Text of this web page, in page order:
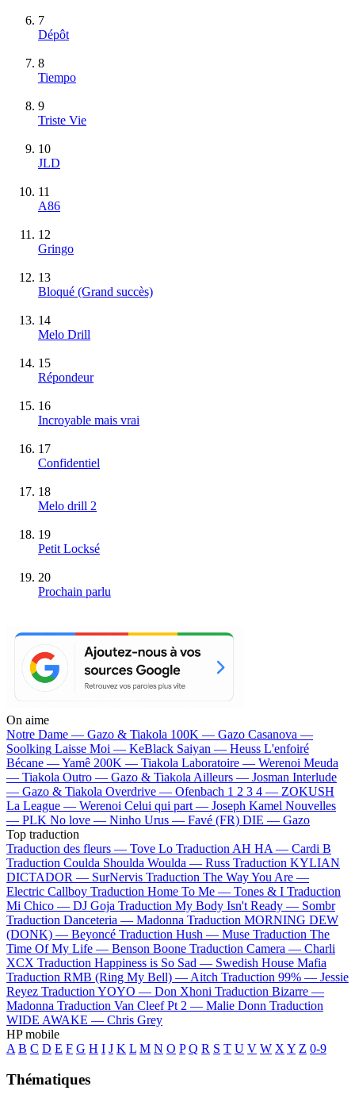
7
Dépôt
8
Tiempo
9
Triste Vie
10
JLD
11
A86
12
Gringo
13
Bloqué (Grand succès)
14
Melo Drill
15
Répondeur
16
Incroyable mais vrai
17
Confidentiel
18
Melo drill 2
19
Petit Locksé
20
Prochain parlu
On aime
Notre Dame — Gazo & Tiakola 100K — Gazo Casanova —
Soolking Laisse Moi — KeBlack Saiyan — Heuss L'enfoiré
Bécane —Yamê 200K — Tiakola Laboratoire — Werenoi Meuda
— Tiakola Outro — Gazo & Tiakola Ailleurs — Josman Interlude
— Gazo & Tiakola Overdrive — Ofenbach 1 2 3 4 — ZOKUSH
La League — Werenoi Celui qui part — Joseph Kamel Nouvelles
— PLK No love — Ninho Urus — Favé (FR) DIE — Gazo
Top traduction
Traduction des fleurs — Tove Lo Traduction AH HA — Cardi B
Traduction Coulda Shoulda Woulda — Russ Traduction KYLIAN
DICTADOR — SurNervis Traduction The Way You Are —
Electric Callboy Traduction Home To Me — Tones & I Traduction
Mi Chico — DJ Goja Traduction My Body Isn't Ready — Sombr
Traduction Danceteria — Madonna Traduction MORNING DEW
(DONK) — Beyoncé Traduction Hush — Muse Traduction The
Time Of My Life — Benson Boone Traduction Camera — Charli
XCX Traduction Happiness is So Sad — Swedish House Mafia
Traduction RMB (Ring My Bell) — Aitch Traduction 99% — Jessie
Reyez Traduction YOYO — Don Xhoni Traduction Bizarre —
Madonna Traduction Van Cleef Pt 2 — Malie Donn Traduction
WIDE AWAKE — Chris Grey
HP mobile
A B C D E F G H I J K L M N O P Q R S T U V W X Y Z 0-9
Thématiques